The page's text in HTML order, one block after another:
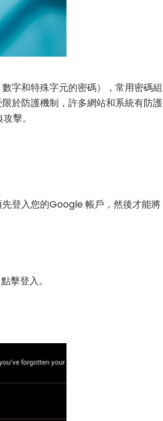
字和特殊字元的密碼），常用密碼組
於防護機制，許多網站和系統有防護
擊。
登入您的Google 帳戶，然後才能將
擊登入。